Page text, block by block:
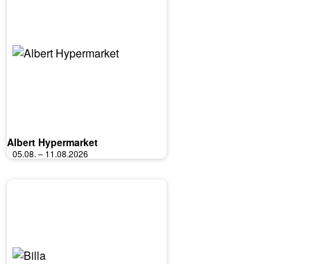
Albert Hypermarket
05.08. – 11.08.2026